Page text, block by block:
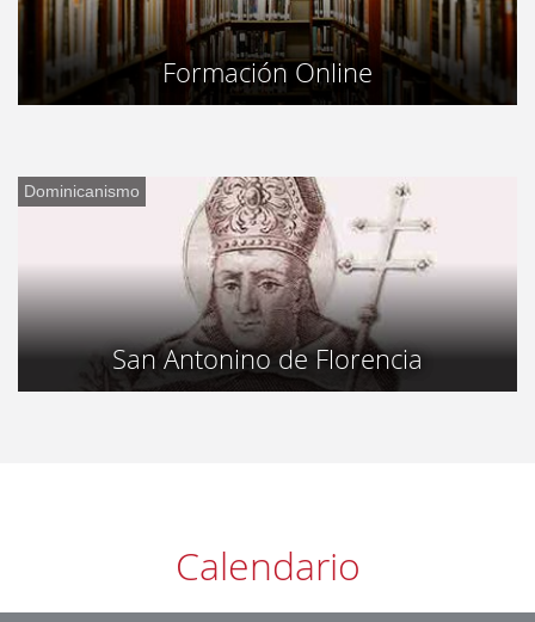
Formación Online
Dominicanismo
San Antonino de Florencia
Calendario